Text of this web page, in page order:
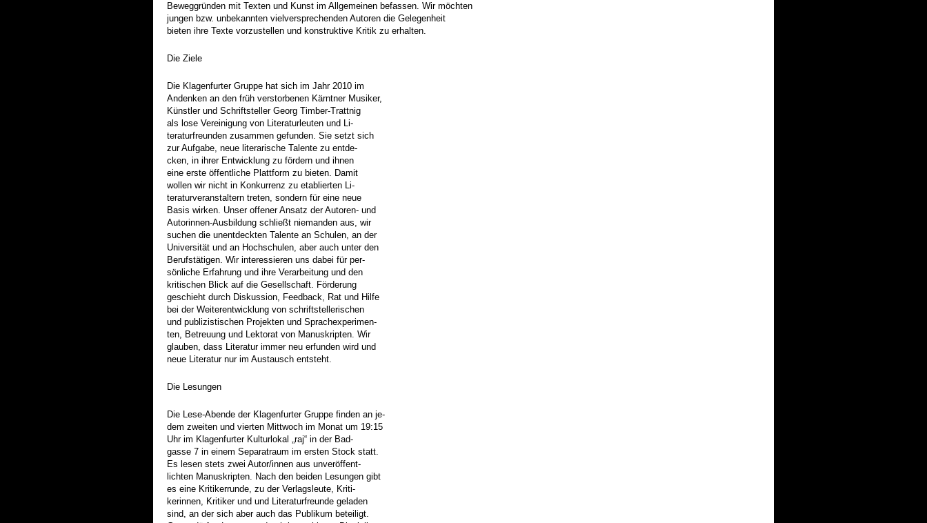
Beweggründen mit Texten und Kunst im Allgemeinen befassen. Wir möchten
jungen bzw. unbekannten vielversprechenden Autoren die Gelegenheit
bieten ihre Texte vorzustellen und konstruktive Kritik zu erhalten.
Die Ziele
Die Klagenfurter Gruppe hat sich im Jahr 2010 im
Andenken an den früh verstorbenen Kärntner Musiker,
Künstler und Schriftsteller Georg Timber-Trattnig
als lose Vereinigung von Literaturleuten und Li-
teraturfreunden zusammen gefunden. Sie setzt sich
zur Aufgabe, neue literarische Talente zu entde-
cken, in ihrer Entwicklung zu fördern und ihnen
eine erste öffentliche Plattform zu bieten. Damit
wollen wir nicht in Konkurrenz zu etablierten Li-
teraturveranstaltern treten, sondern für eine neue
Basis wirken. Unser offener Ansatz der Autoren- und
Autorinnen-Ausbildung schließt niemanden aus, wir
suchen die unentdeckten Talente an Schulen, an der
Universität und an Hochschulen, aber auch unter den
Berufstätigen. Wir interessieren uns dabei für per-
sönliche Erfahrung und ihre Verarbeitung und den
kritischen Blick auf die Gesellschaft. Förderung
geschieht durch Diskussion, Feedback, Rat und Hilfe
bei der Weiterentwicklung von schriftstellerischen
und publizistischen Projekten und Sprachexperimen-
ten, Betreuung und Lektorat von Manuskripten. Wir
glauben, dass Literatur immer neu erfunden wird und
neue Literatur nur im Austausch entsteht.
Die Lesungen
Die Lese-Abende der Klagenfurter Gruppe finden an je-
dem zweiten und vierten Mittwoch im Monat um 19:15
Uhr im Klagenfurter Kulturlokal „raj“ in der Bad-
gasse 7 in einem Separatraum im ersten Stock statt.
Es lesen stets zwei Autor/innen aus unveröffent-
lichten Manuskripten. Nach den beiden Lesungen gibt
es eine Kritikerrunde, zu der Verlagsleute, Kriti-
kerinnen, Kritiker und und Literaturfreunde geladen
sind, an der sich aber auch das Publikum beteiligt.